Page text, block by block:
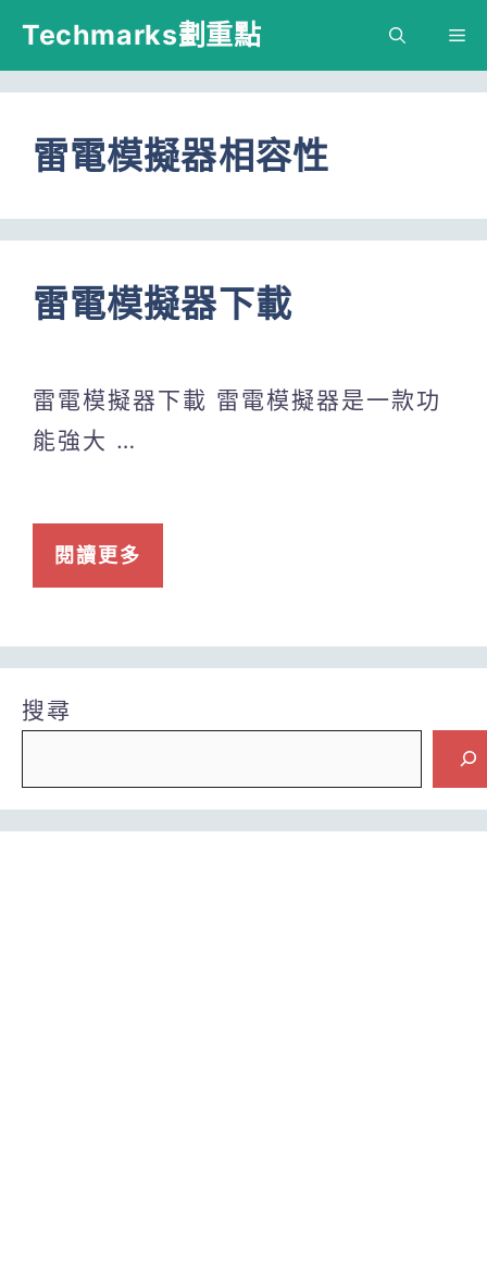
跳
主
容
Techmarks劃重點
雷電模擬器相容性
雷電模擬器下載
雷電模擬器下載 雷電模擬器是一款功
能強大 …
閱讀更多
搜尋